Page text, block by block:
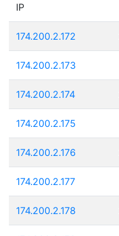
IP
174.200.2.172
174.200.2.173
174.200.2.174
174.200.2.175
174.200.2.176
174.200.2.177
174.200.2.178